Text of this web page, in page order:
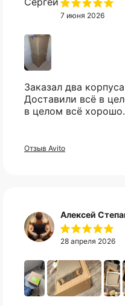
7 июня 2026
Заказал два
Доставили всё в
в целом всё
Отзыв Avito
Алексей
28 апреля 2026
Не нашли
товар?
постараемся найти то
Оплатите сегодня
картой любого
сегодня
25% 25%